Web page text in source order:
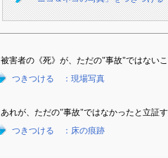
被害者の《死》が、ただの"事故"ではない
つきつける ：現場写真
あれが、ただの"事故"ではなかったと立証
つきつける ：床の痕跡